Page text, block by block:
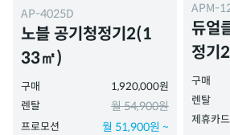
AP-4025D
노블 공기청정기2(1
33㎡)
구매
1,920,000원
렌탈
월 54,900원
프로모션 월 51,900원 ~
APM-
듀얼
정기2
구매
렌탈
제휴카드